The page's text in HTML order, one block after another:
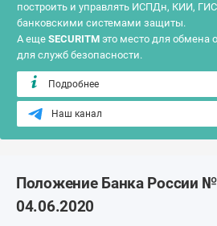
построить и управлять ИСПДн, КИИ,
банковскими системами защиты.
А еще SECURITM это место для обмена
для служб безопасности.
Подробнее
Наш канал
Положение Банка России
04.06.2020